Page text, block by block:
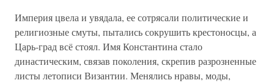
Империя цвела и увядала, ее сотрясали политические и
религиозные смуты, пытались сокрушить крестоносцы, а
Царь-град всё стоял. Имя Константина стало
династическим, связав поколения, скрепив разрозненные
листы летописи Византии. Менялись нравы, моды,